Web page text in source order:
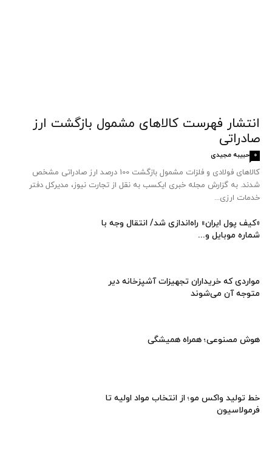
انتشار فهرست کالاهای مشمول بازگشت ارز
صادراتی
حبیبه مجیدی 0
کالاهای فولادی و فلزات مشمول بازگشت 100 درصد ارز صادراتی مشخص
شدند. به گزارش مجله خبری ایکسب به نقل از تجارت نیوز، مدیرکل دفتر
خدمات ارزی...
«کیف پول ایران» راه‌اندازی شد/ انتقال وجه با
شماره موبایل و...
مواردی که خریداران تجهیزات آشپزخانه دیر
متوجه آن می‌شوند
هوش مصنوعی؛ همراه همیشگی
خط تولید واکس مو؛ از انتخاب مواد اولیه تا
فرمولاسیون